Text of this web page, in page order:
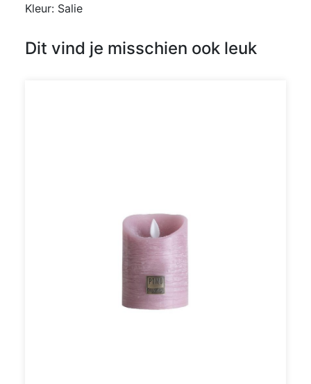
Kleur: Salie
Dit vind je misschien ook leuk